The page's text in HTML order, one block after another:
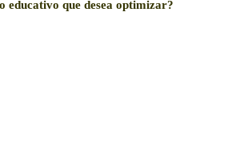
educativo que desea optimizar?